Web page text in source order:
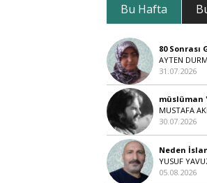
Bu Hafta
80 Sonrası
AYTEN
31.07.2026
müslüman
MUSTAFA
30.07.2026
Neden
YUSUF
05.08.2026